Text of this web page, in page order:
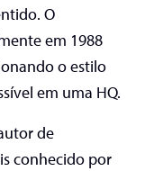
O
em 1988
o estilo
em uma HQ.
de
conhecido por